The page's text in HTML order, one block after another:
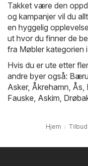
Takket være den
og kampanjer vil du
en hyggelig
ut hvor du finner de
fra Møbler kategorien
Hvis du er ute etter
andre byer også:
Asker, Åkrehamn, Ås,
Fauske, Askim,
Hjem